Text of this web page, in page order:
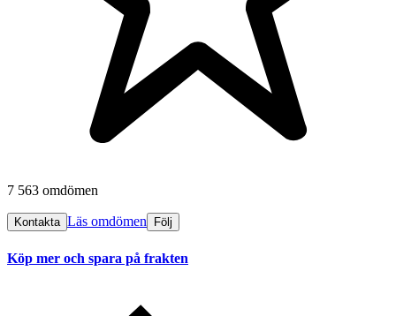
7 563 omdömen
Kontakta Läs omdömen Följ
Köp mer och spara på frakten